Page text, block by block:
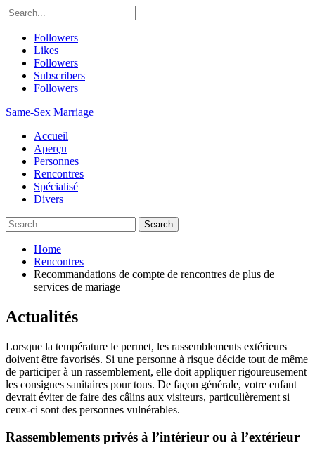
Followers
Likes
Followers
Subscribers
Followers
Same-Sex Marriage
Accueil
Aperçu
Personnes
Rencontres
Spécialisé
Divers
Home
Rencontres
Recommandations de compte de rencontres de plus de
services de mariage
Actualités
Lorsque la température le permet, les rassemblements extérieurs
doivent être favorisés. Si une personne à risque décide tout de même
de participer à un rassemblement, elle doit appliquer rigoureusement
les consignes sanitaires pour tous. De façon générale, votre enfant
devrait éviter de faire des câlins aux visiteurs, particulièrement si
ceux-ci sont des personnes vulnérables.
Rassemblements privés à l’intérieur ou à l’extérieur